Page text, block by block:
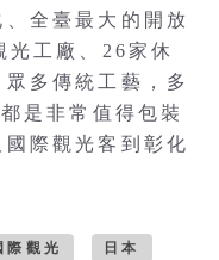
全臺最大的開放
光工廠、26家休
多傳統工藝，多
是非常值得包裝
際觀光客到彰化
際觀光 日本